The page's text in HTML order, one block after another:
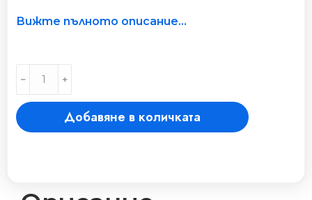
Вижте пълното описание...
холендър
за
клапани
1"
Ж
﹣ ﹢
Добавяне в количката